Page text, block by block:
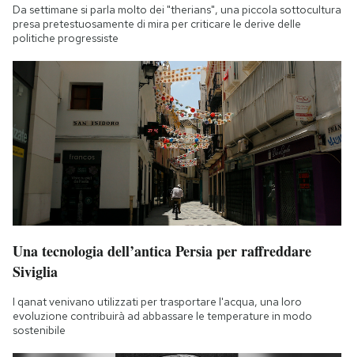
Da settimane si parla molto dei "therians", una piccola sottocultura
presa pretestuosamente di mira per criticare le derive delle
politiche progressiste
Una tecnologia dell’antica Persia per raffreddare
Siviglia
I qanat venivano utilizzati per trasportare l'acqua, una loro
evoluzione contribuirà ad abbassare le temperature in modo
sostenibile